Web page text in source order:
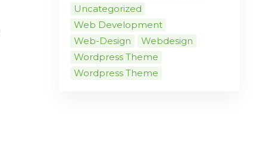
Uncategorized
Web Development
Web-Design
Webdesign
Wordpress Theme
Wordpress Theme